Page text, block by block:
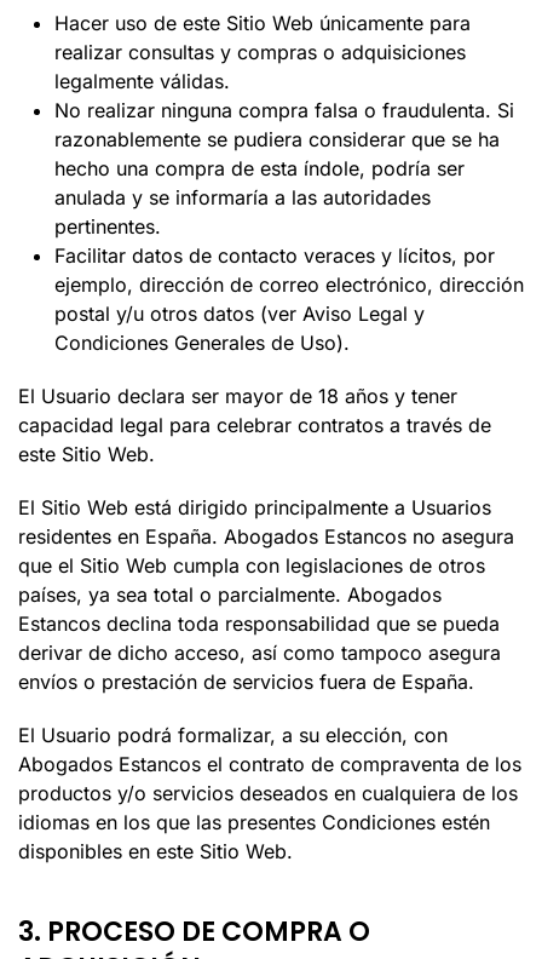
Hacer uso de este Sitio Web únicamente para
realizar consultas y compras o adquisiciones
legalmente válidas.
No realizar ninguna compra falsa o fraudulenta. Si
razonablemente se pudiera considerar que se ha
hecho una compra de esta índole, podría ser
anulada y se informaría a las autoridades
pertinentes.
Facilitar datos de contacto veraces y lícitos, por
ejemplo, dirección de correo electrónico, dirección
postal y/u otros datos (ver Aviso Legal y
Condiciones Generales de Uso).
El Usuario declara ser mayor de 18 años y tener
capacidad legal para celebrar contratos a través de
este Sitio Web.
El Sitio Web está dirigido principalmente a Usuarios
residentes en España. Abogados Estancos no asegura
que el Sitio Web cumpla con legislaciones de otros
países, ya sea total o parcialmente. Abogados
Estancos declina toda responsabilidad que se pueda
derivar de dicho acceso, así como tampoco asegura
envíos o prestación de servicios fuera de España.
El Usuario podrá formalizar, a su elección, con
Abogados Estancos el contrato de compraventa de los
productos y/o servicios deseados en cualquiera de los
idiomas en los que las presentes Condiciones estén
disponibles en este Sitio Web.
3. PROCESO DE COMPRA O